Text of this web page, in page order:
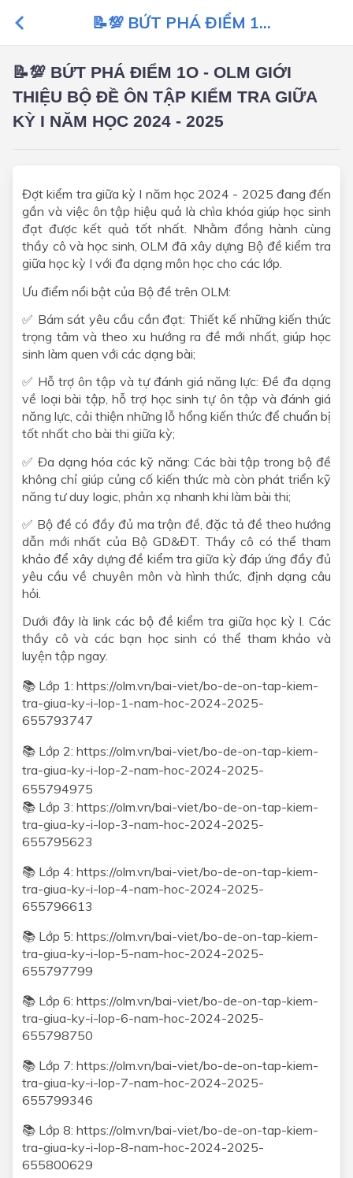
️📝💯 BỨT PHÁ ĐIỂM 1...
️📝💯 BỨT PHÁ ĐIỂM 1O - OLM GIỚI
THIỆU BỘ ĐỀ ÔN TẬP KIỂM TRA GIỮA
KỲ I NĂM HỌC 2024 - 2025
Đợt kiểm tra giữa kỳ I năm học 2024 - 2025 đang đến
gần và việc ôn tập hiệu quả là chìa khóa giúp học sinh
đạt được kết quả tốt nhất. Nhằm đồng hành cùng
thầy cô và học sinh, OLM đã xây dựng Bộ đề kiểm tra
giữa học kỳ I với đa dạng môn học cho các lớp.
Ưu điểm nổi bật của Bộ đề trên OLM:
✅ Bám sát yêu cầu cần đạt: Thiết kế những kiến thức
trọng tâm và theo xu hướng ra đề mới nhất, giúp học
sinh làm quen với các dạng bài;
✅ Hỗ trợ ôn tập và tự đánh giá năng lực: Đề đa dạng
về loại bài tập, hỗ trợ học sinh tự ôn tập và đánh giá
năng lực, cải thiện những lỗ hổng kiến thức để chuẩn bị
tốt nhất cho bài thi giữa kỳ;
✅ Đa dạng hóa các kỹ năng: Các bài tập trong bộ đề
không chỉ giúp củng cố kiến thức mà còn phát triển kỹ
năng tư duy logic, phản xạ nhanh khi làm bài thi;
✅ Bộ đề có đầy đủ ma trận đề, đặc tả đề theo hướng
dẫn mới nhất của Bộ GD&ĐT. Thầy cô có thể tham
khảo để xây dựng đề kiểm tra giữa kỳ đáp ứng đầy đủ
yêu cầu về chuyên môn và hình thức, định dạng câu
hỏi.
Dưới đây là link các bộ đề kiểm tra giữa học kỳ I. Các
thầy cô và các bạn học sinh có thể tham khảo và
luyện tập ngay.
📚 Lớp 1: https://olm.vn/bai-viet/bo-de-on-tap-kiem-
tra-giua-ky-i-lop-1-nam-hoc-2024-2025-
655793747
📚 Lớp 2: https://olm.vn/bai-viet/bo-de-on-tap-kiem-
tra-giua-ky-i-lop-2-nam-hoc-2024-2025-
655794975
📚 Lớp 3: https://olm.vn/bai-viet/bo-de-on-tap-kiem-
tra-giua-ky-i-lop-3-nam-hoc-2024-2025-
655795623
📚 Lớp 4: https://olm.vn/bai-viet/bo-de-on-tap-kiem-
tra-giua-ky-i-lop-4-nam-hoc-2024-2025-
655796613
📚 Lớp 5: https://olm.vn/bai-viet/bo-de-on-tap-kiem-
tra-giua-ky-i-lop-5-nam-hoc-2024-2025-
655797799
📚 Lớp 6: https://olm.vn/bai-viet/bo-de-on-tap-kiem-
tra-giua-ky-i-lop-6-nam-hoc-2024-2025-
655798750
📚 Lớp 7: https://olm.vn/bai-viet/bo-de-on-tap-kiem-
tra-giua-ky-i-lop-7-nam-hoc-2024-2025-
655799346
📚 Lớp 8: https://olm.vn/bai-viet/bo-de-on-tap-kiem-
tra-giua-ky-i-lop-8-nam-hoc-2024-2025-
655800629